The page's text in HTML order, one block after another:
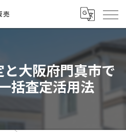
大阪府門真市で
括査定活用法